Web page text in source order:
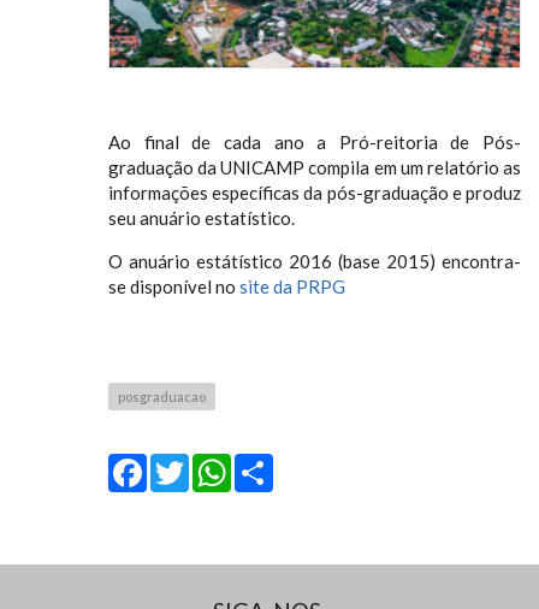
Ao final de cada ano a Pró-reitoria de Pós-
graduação da UNICAMP compila em um relatório as
informações específicas da pós-graduação e produz
seu anuário estatístico.
O anuário estátístico 2016 (base 2015) encontra-
se disponível no site da PRPG
posgraduacao
Facebook
Twitter
WhatsApp